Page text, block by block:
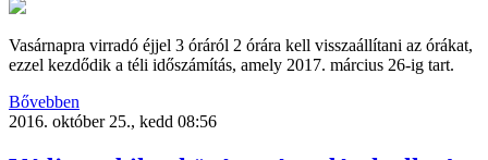
Vasárnapra virradó éjjel 3 óráról 2 órára kell visszaállítani az órákat,
ezzel kezdődik a téli időszámítás, amely 2017. március 26-ig tart.
Bővebben
2016. október 25., kedd 08:56